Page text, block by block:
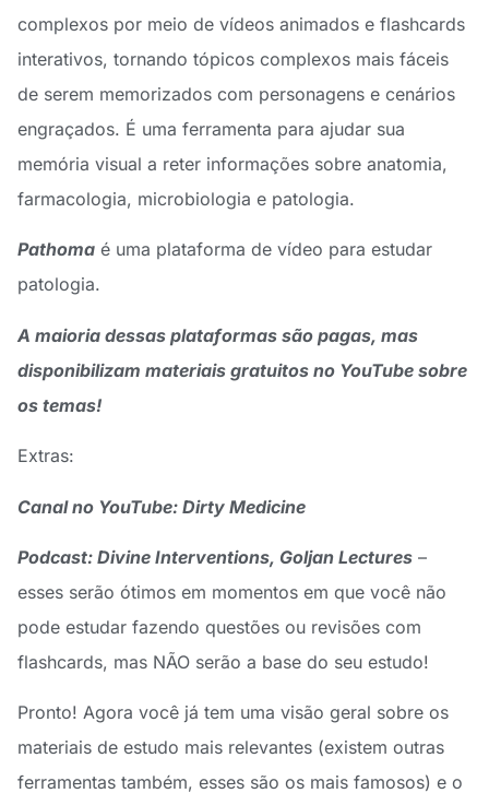
complexos por meio de vídeos animados e flashcards
interativos, tornando tópicos complexos mais fáceis
de serem memorizados com personagens e cenários
engraçados. É uma ferramenta para ajudar sua
memória visual a reter informações sobre anatomia,
farmacologia, microbiologia e patologia.
Pathoma é uma plataforma de vídeo para estudar
patologia.
A maioria dessas plataformas são pagas, mas
disponibilizam materiais gratuitos no YouTube sobre
os temas!
Extras:
Canal no YouTube: Dirty Medicine
Podcast: Divine Interventions, Goljan Lectures –
esses serão ótimos em momentos em que você não
pode estudar fazendo questões ou revisões com
flashcards, mas NÃO serão a base do seu estudo!
Pronto! Agora você já tem uma visão geral sobre os
materiais de estudo mais relevantes (existem outras
ferramentas também, esses são os mais famosos) e o